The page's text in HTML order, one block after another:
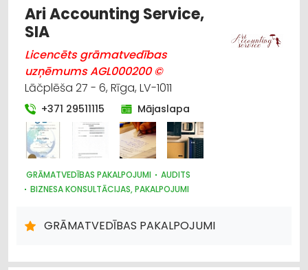
Ari Accounting Service,
SIA
Licencēts grāmatvedības
uzņēmums AGL000200 ©
Lāčplēša 27 - 6, Rīga, LV-1011
+371 29511115 Mājaslapa
GRĀMATVEDĪBAS PAKALPOJUMI
AUDITS
BIZNESA KONSULTĀCIJAS, PAKALPOJUMI
GRĀMATVEDĪBAS PAKALPOJUMI